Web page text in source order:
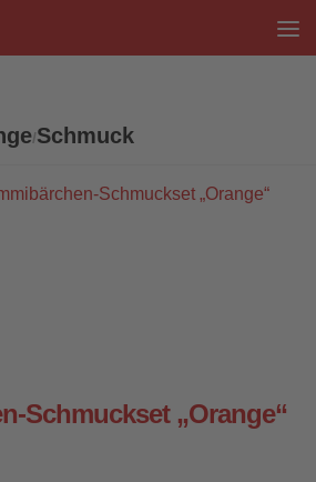
/Schmuck
Schmuckset „Orange“
Schmuckset „Orange“